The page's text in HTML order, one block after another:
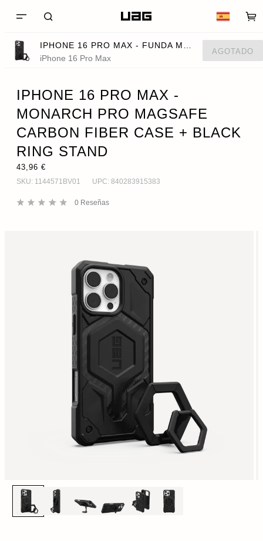
iPhone 16 Pro Max
AGOTADO
IPHONE 16 PRO MAX -
MONARCH PRO MAGSAFE
CARBON FIBER CASE + BLACK
RING STAND
43,96 €
SKU: 1144571BV01 UPC: 840283915383
0 Reseñas